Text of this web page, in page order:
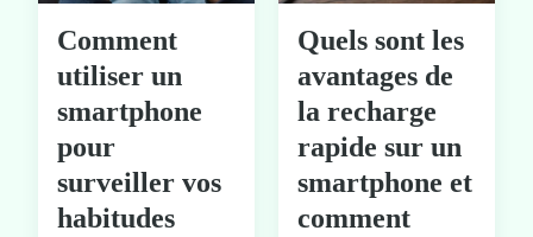
Comment
utiliser un
smartphone
pour
surveiller vos
habitudes
Quels sont les
avantages de
la recharge
rapide sur un
smartphone et
comment